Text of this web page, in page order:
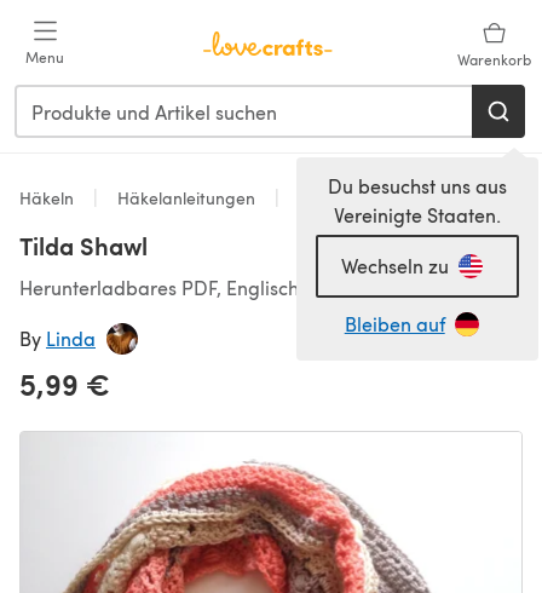
Menu Warenkorb
Du besuchst uns aus
Vereinigte Staaten.
Wechseln zu
Bleiben auf
Häkeln Häkelanleitungen Schals & Tücher
Tilda Shawl
Herunterladbares PDF, Englisch
By Linda
5,99 €